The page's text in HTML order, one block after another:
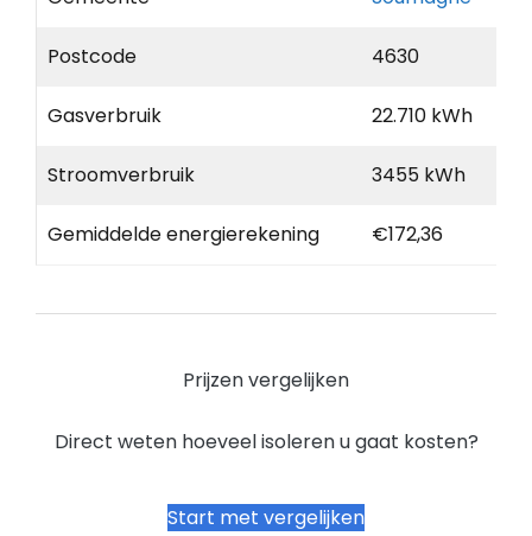
Postcode 4630
Gasverbruik 22.710 kWh
Stroomverbruik 3455 kWh
Gemiddelde energierekening €172,36
Prijzen vergelijken
Direct weten hoeveel isoleren u gaat kosten?
Start met vergelijken